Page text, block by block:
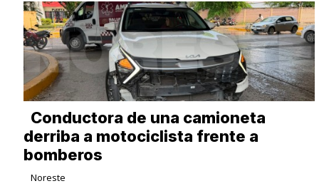
Conductora de una camioneta
derriba a motociclista frente a
bomberos
Noreste